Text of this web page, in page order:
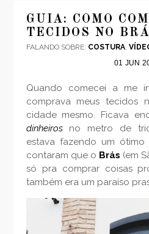
GUIA: COMO
TECIDOS NO
FALANDO SOBRE: COSTURA,
01 JUN
Quando comecei a me
comprava meus tecidos
cidade mesmo. Ficava
dinheirosno metro de
estava fazendo um
contaram que o Brás (em
só pra comprar coisas
também era um paraíso